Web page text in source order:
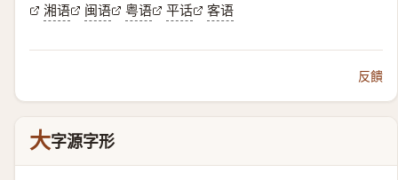
湘语
闽语 粤语 平话 客语
反饋
大字源字形